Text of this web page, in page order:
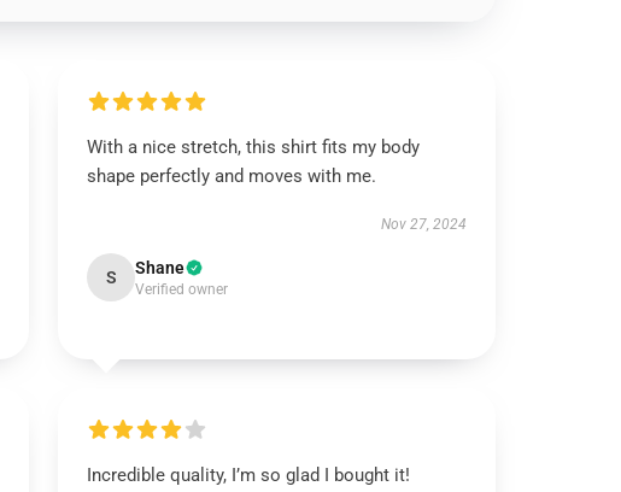
With a nice stretch, this shirt fits my body
shape perfectly and moves with me.
Nov 27, 2024
S Shane
Verified owner
Incredible quality, I’m so glad I bought it!